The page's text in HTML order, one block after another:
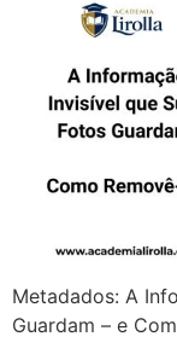
Metadados: A
Guardam – e